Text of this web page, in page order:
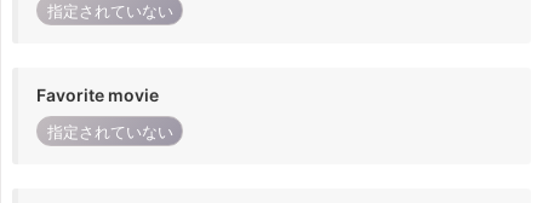
指定されていない
Favorite movie
指定されていない